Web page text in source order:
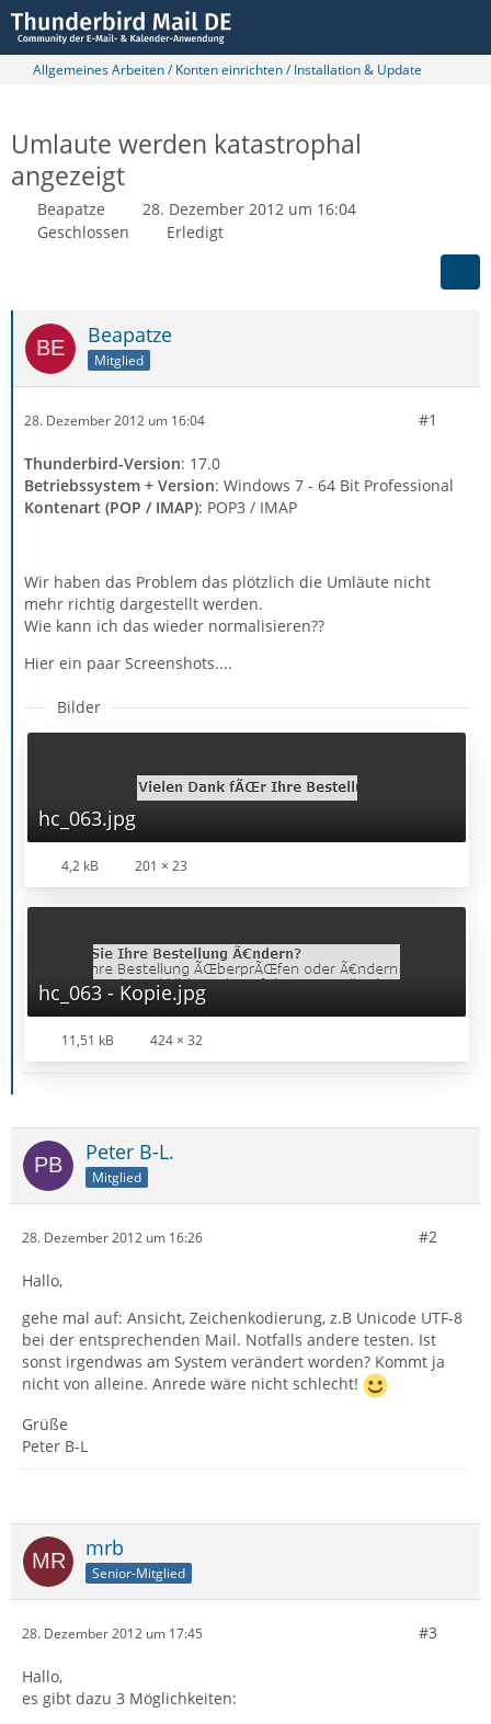
Allgemeines Arbeiten / Konten einrichten / Installation & Update
Umlaute werden katastrophal
angezeigt
Beapatze
28. Dezember 2012 um 16:04
Geschlossen
Erledigt
Beapatze
Mitglied
28. Dezember 2012 um 16:04 #1
Thunderbird-Version: 17.0
Betriebssystem + Version: Windows 7 - 64 Bit Professional
Kontenart (POP / IMAP): POP3 / IMAP
Wir haben das Problem das plötzlich die Umläute nicht
mehr richtig dargestellt werden.
Wie kann ich das wieder normalisieren??
Hier ein paar Screenshots....
Bilder
hc_063.jpg
4,2 kB 201 × 23
hc_063 - Kopie.jpg
11,51 kB 424 × 32
Peter B-L.
Mitglied
28. Dezember 2012 um 16:26 #2
Hallo,
gehe mal auf: Ansicht, Zeichenkodierung, z.B Unicode UTF-8
bei der entsprechenden Mail. Notfalls andere testen. Ist
sonst irgendwas am System verändert worden? Kommt ja
nicht von alleine. Anrede wäre nicht schlecht!
Grüße
Peter B-L
mrb
Senior-Mitglied
28. Dezember 2012 um 17:45 #3
Hallo,
es gibt dazu 3 Möglichkeiten: